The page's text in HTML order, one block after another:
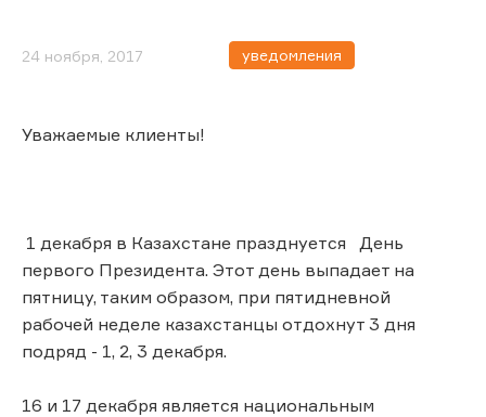
24 ноября, 2017 уведомления
Уважаемые клиенты!
1 декабря в Казахстане празднуется День
первого Президента. Этот день выпадает на
пятницу, таким образом, при пятидневной
рабочей неделе казахстанцы отдохнут 3 дня
подряд - 1, 2, 3 декабря.
16 и 17 декабря является национальным